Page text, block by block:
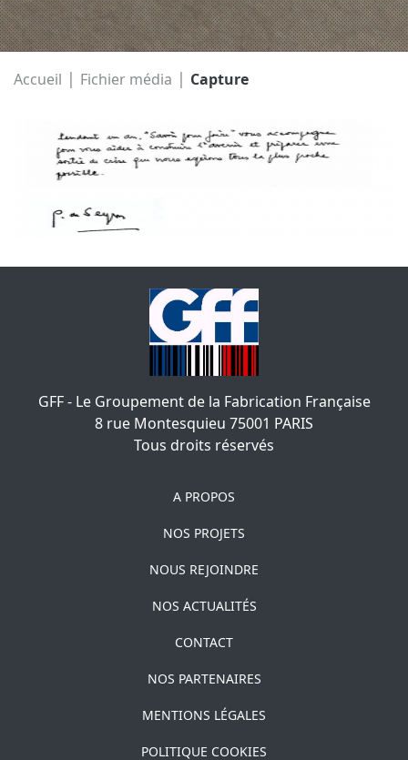
Accueil | Fichier média | Capture
GFF - Le Groupement de la Fabrication Française
8 rue Montesquieu 75001 PARIS
Tous droits réservés
A PROPOS
NOS PROJETS
NOUS REJOINDRE
NOS ACTUALITÉS
CONTACT
NOS PARTENAIRES
MENTIONS LÉGALES
POLITIQUE COOKIES